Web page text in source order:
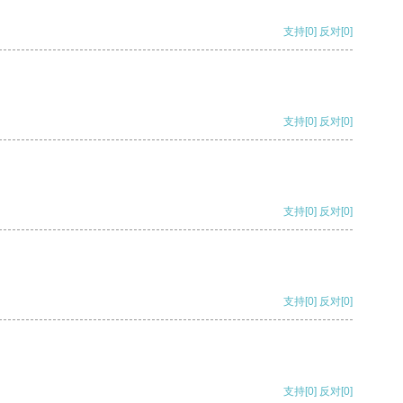
支持[0] 反对[0]
支持[0] 反对[0]
支持[0] 反对[0]
支持[0] 反对[0]
支持[0] 反对[0]